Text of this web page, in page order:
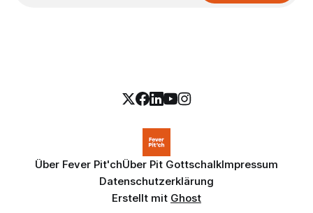
Über Fever Pit'chÜber Pit GottschalkImpressum
Datenschutzerklärung
Erstellt mit Ghost